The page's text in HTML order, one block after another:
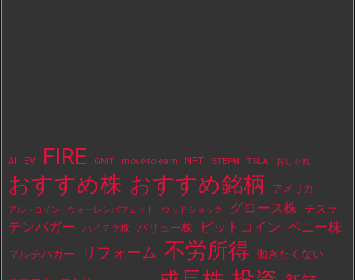
AI EV FIRE GMT move-to-earn NFT STEPN TSLA おしゃれ
おすすめ株 おすすめ銘柄 アメリカ
アルトコイン ウォーレンバフェット ウッドショック グロース株 テスラ
テンバガー ハイテク株 バリュー株 ビットコイン ペニー株
マルチバガー リフォーム 不労所得 働きたくない